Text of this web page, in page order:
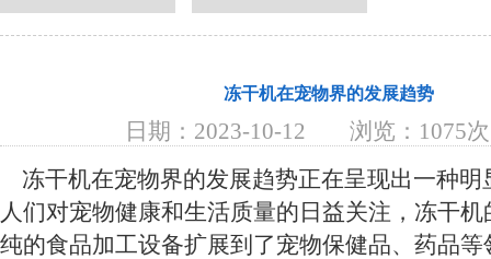
冻干机在宠物界的发展趋势
日期：2023-10-12
浏览：1075次
冻干机在宠物界的发展趋势正在呈现出一种明
人们对宠物健康和生活质量的日益关注，冻干
纯的食品加工设备扩展到了宠物保健品、药品